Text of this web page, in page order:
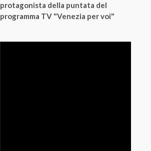
protagonista della puntata del
programma TV "Venezia per voi"